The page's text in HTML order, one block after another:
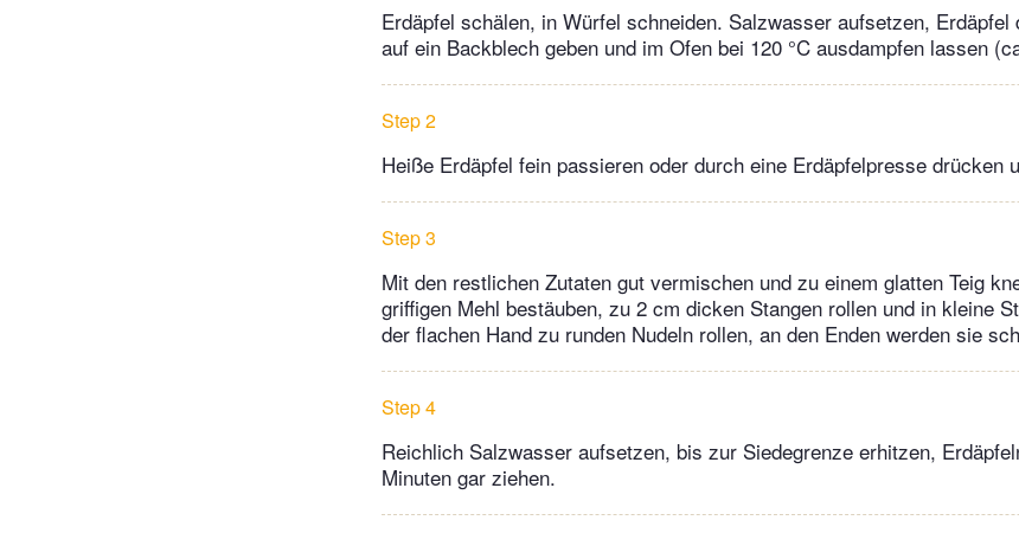
Erdäpfel schälen, in Würfel schneiden. Salzwasser aufsetzen, Erdäpfel
auf ein Backblech geben und im Ofen bei 120 °C ausdampfen lassen
Step 2
Heiße Erdäpfel fein passieren oder durch eine Erdäpfelpresse drücken
Step 3
Mit den restlichen Zutaten gut vermischen und zu einem glatten Teig
griffigen Mehl bestäuben, zu 2 cm dicken Stangen rollen und in kleine
der flachen Hand zu runden Nudeln rollen, an den Enden werden sie
Step 4
Reichlich Salzwasser aufsetzen, bis zur Siedegrenze erhitzen,
Minuten gar ziehen.